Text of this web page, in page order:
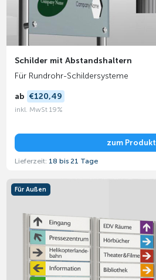
Schilder mit Abstandshaltern
Für Rundrohr-Schildersysteme
ab €120,49
inkl. MwSt 19%
zum Produkt
Lieferzeit: 18 bis 21 Tage
Für Außen